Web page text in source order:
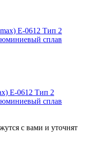
E-0612 Тип 2
сплав
с вами и уточнят